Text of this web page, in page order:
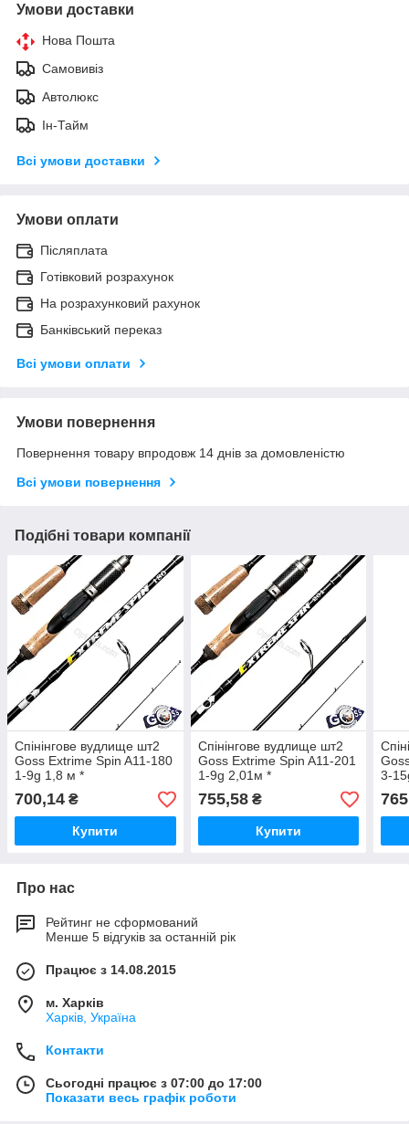
Умови доставки
Нова Пошта
Самовивіз
Автолюкс
Ін-Тайм
Всі умови доставки
Умови оплати
Післяплата
Готівковий розрахунок
На розрахунковий рахунок
Банківський переказ
Всі умови оплати
Умови повернення
Повернення товару впродовж 14 днів за домовленістю
Всі умови повернення
Подібні товари компанії
Спінінгове вудлище шт2
Goss Extrime Spin A11-180
1-9g 1,8 м *
700,14 ₴
Купити
Спінінгове вудлище шт2
Goss Extrime Spin A11-201
1-9g 2,01м *
755,58₴
Купити
3-
Про нас
Рейтинг не сформований
Менше 5 відгуків за останній рік
Працює з 14.08.2015
м. Харків
Харків, Україна
Контакти
Сьогодні працює з 07:00 до 17:00
Показати весь графік роботи